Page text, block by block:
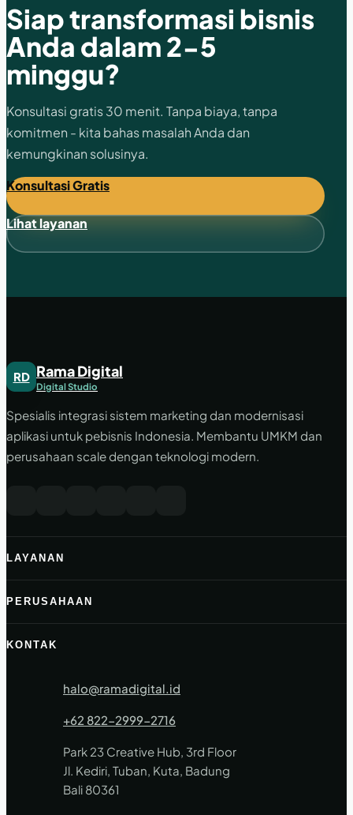
Siap transformasi bisnis
Anda dalam 2-5
minggu?
Konsultasi gratis 30 menit. Tanpa biaya, tanpa
komitmen - kita bahas masalah Anda dan
kemungkinan solusinya.
Konsultasi Gratis
Lihat layanan
RD Rama Digital
Digital Studio
Spesialis integrasi sistem marketing dan modernisasi
aplikasi untuk pebisnis Indonesia. Membantu UMKM dan
perusahaan scale dengan teknologi modern.
LAYANAN
PERUSAHAAN
KONTAK
halo@ramadigital.id
+62 822-2999-2716
Park 23 Creative Hub, 3rd Floor
Jl. Kediri, Tuban, Kuta, Badung
Bali 80361